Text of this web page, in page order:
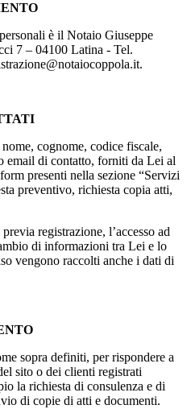
è il Notaio Giuseppe
7 – 04100 Latina - Tel.
cognome, codice fiscale,
email di contatto, forniti da Lei al
presenti nella sezione “Servizi
preventivo, richiesta copia atti,
registrazione, l’accesso ad
di informazioni tra Lei e lo
vengono raccolti anche i dati di
sopra definiti, per rispondere a
sito o dei clienti registrati
la richiesta di consulenza e di
di copie di atti e documenti.